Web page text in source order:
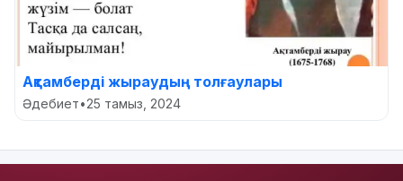
Ақтамберді жыраудың толғаулары
Әдебиет•25 тамыз, 2024